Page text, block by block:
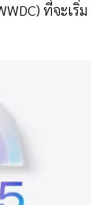
ที่จะเริ่ม